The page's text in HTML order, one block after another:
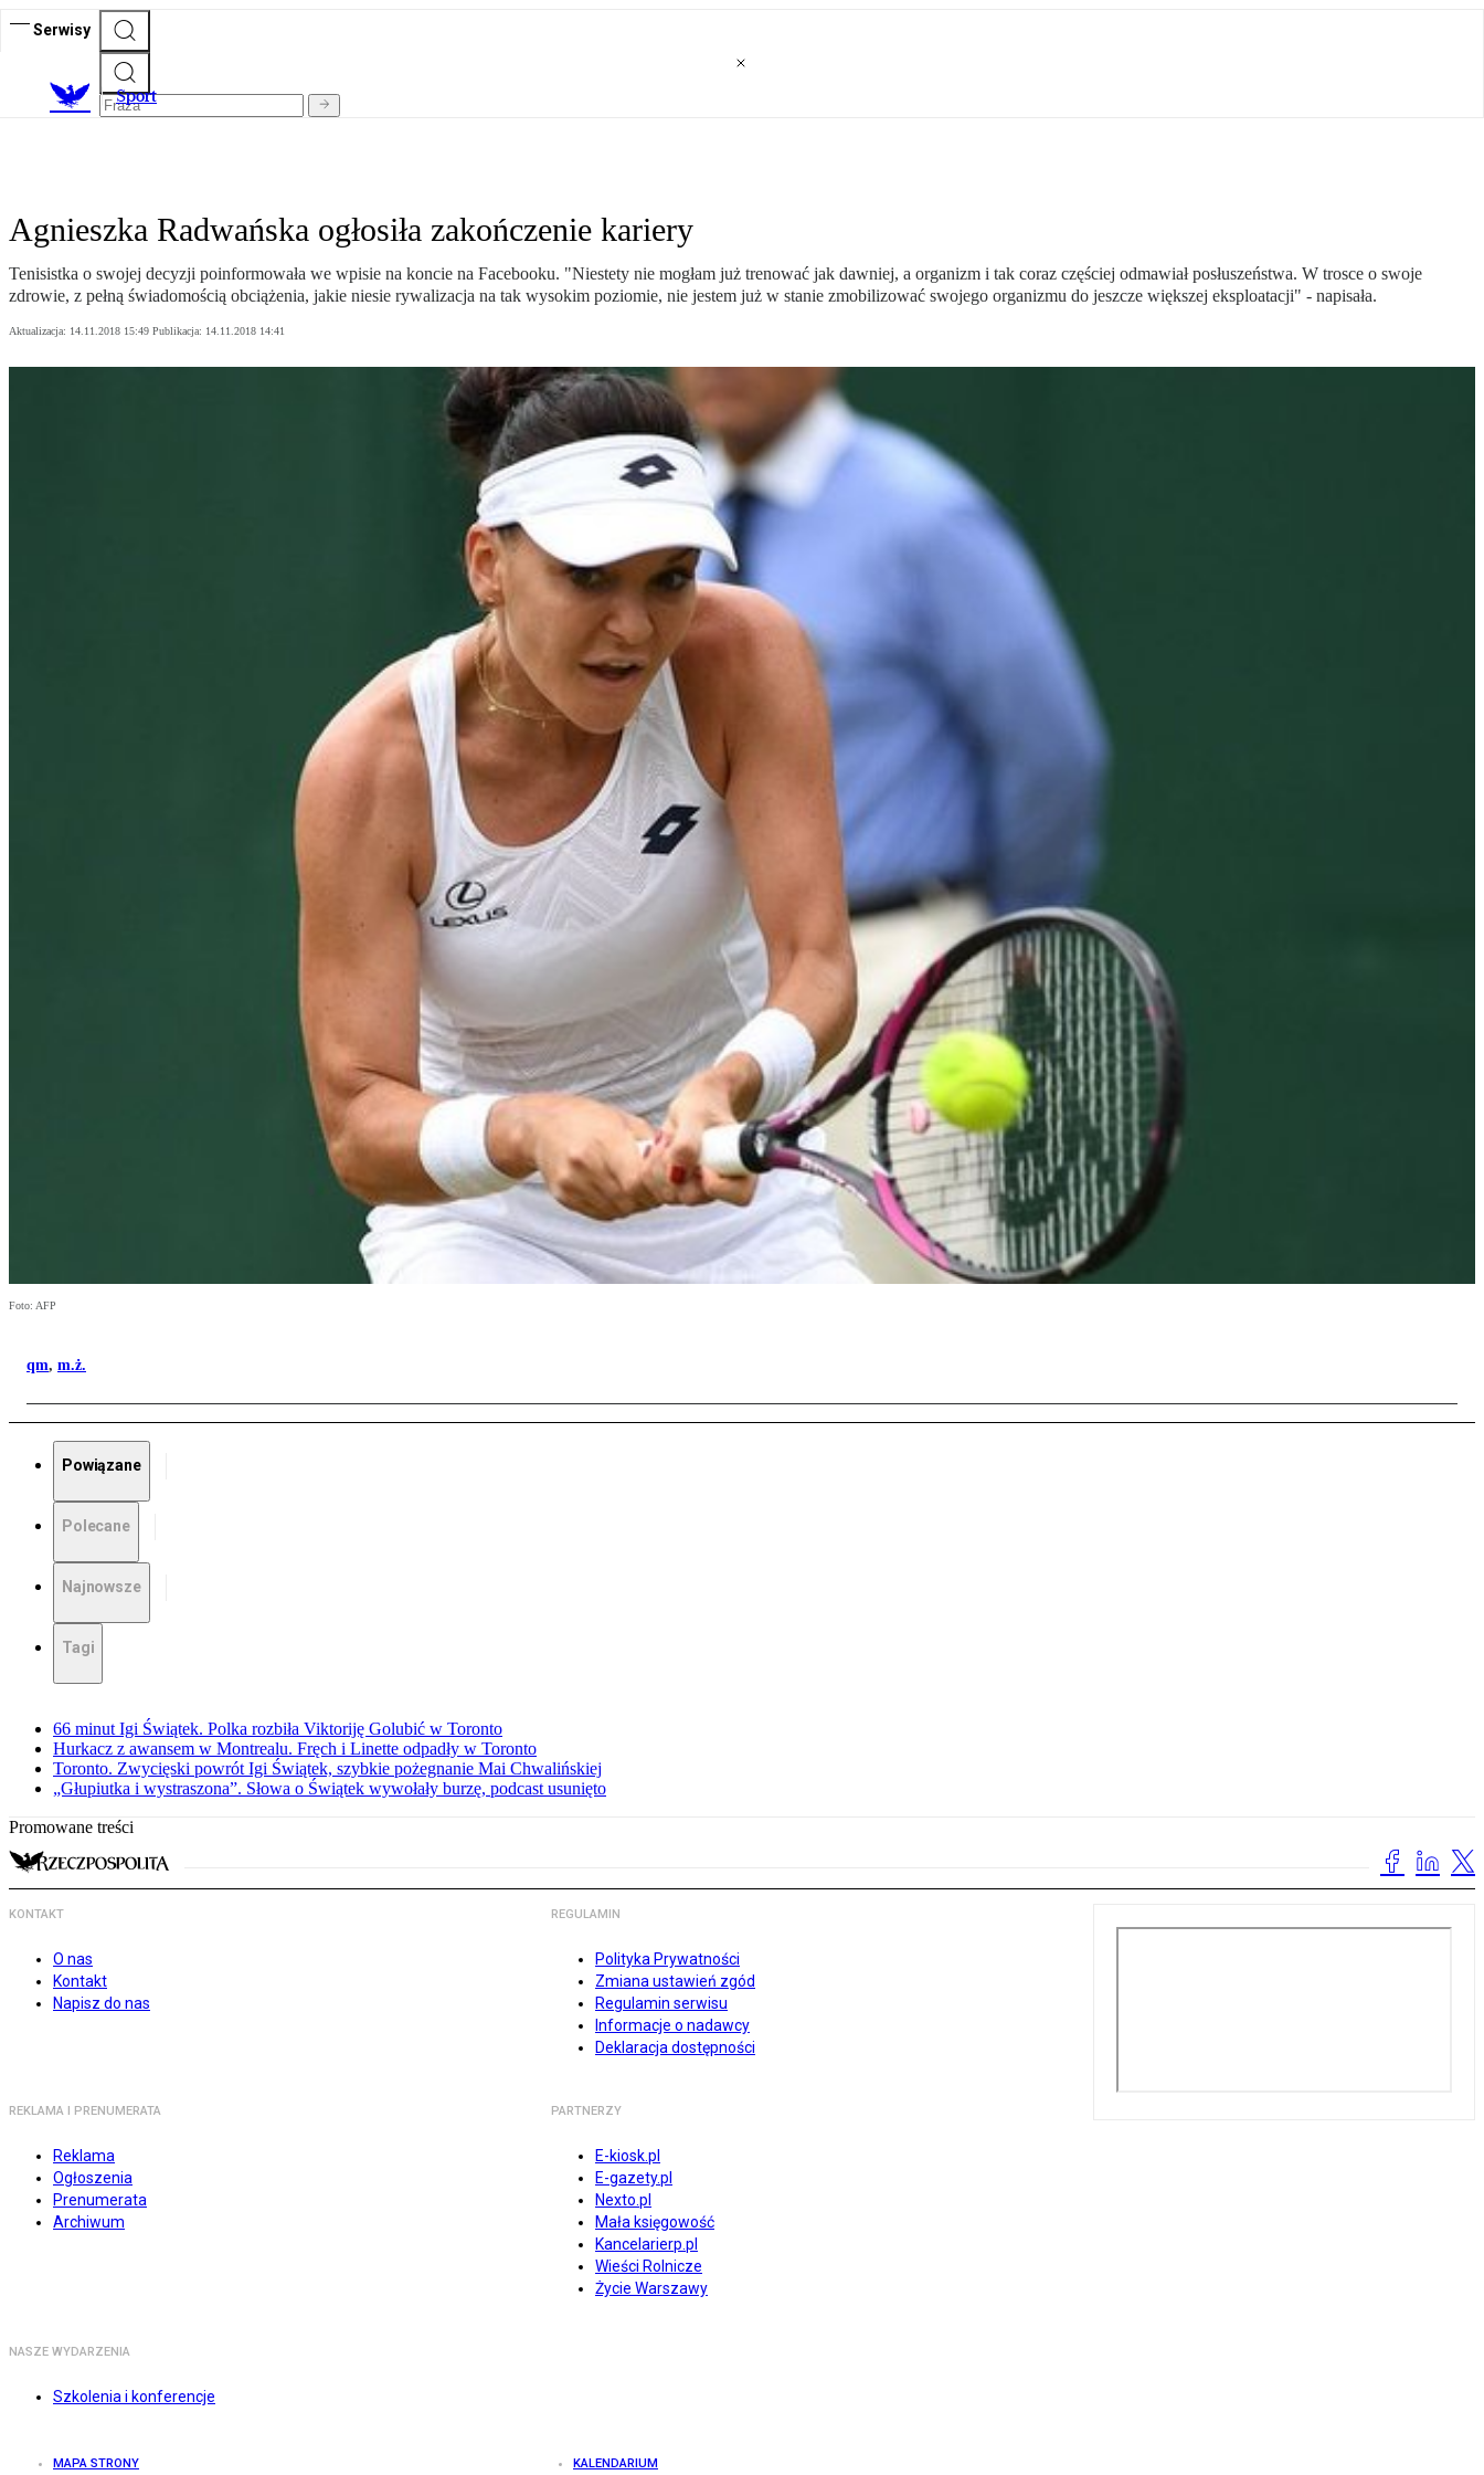
Serwisy
Sport
Agnieszka Radwańska ogłosiła zakończenie kariery
Tenisistka o swojej decyzji poinformowała we wpisie na koncie na Facebooku. "Niestety nie mogłam już trenować jak dawniej, a organizm i tak coraz częściej odmawiał posłuszeństwa. W trosce o swoje
zdrowie, z pełną świadomością obciążenia, jakie niesie rywalizacja na tak wysokim poziomie, nie jestem już w stanie zmobilizować swojego organizmu do jeszcze większej eksploatacji" - napisała.
Aktualizacja: 14.11.2018 15:49 Publikacja: 14.11.2018 14:41
Foto: AFP
qm, m.ż.
Powiązane
Polecane
Najnowsze
Tagi
66 minut Igi Świątek. Polka rozbiła Viktoriję Golubić w Toronto
Hurkacz z awansem w Montrealu. Fręch i Linette odpadły w Toronto
Toronto. Zwycięski powrót Igi Świątek, szybkie pożegnanie Mai Chwalińskiej
„Głupiutka i wystraszona”. Słowa o Świątek wywołały burzę, podcast usunięto
Promowane treści
KONTAKT
O nas
Kontakt
Napisz do nas
REGULAMIN
Polityka Prywatności
Zmiana ustawień zgód
Regulamin serwisu
Informacje o nadawcy
Deklaracja dostępności
REKLAMA I PRENUMERATA
Reklama
Ogłoszenia
Prenumerata
Archiwum
PARTNERZY
E-kiosk.pl
E-gazety.pl
Nexto.pl
Mała księgowość
Kancelarierp.pl
Wieści Rolnicze
Życie Warszawy
NASZE WYDARZENIA
Szkolenia i konferencje
MAPA STRONY KALENDARIUM